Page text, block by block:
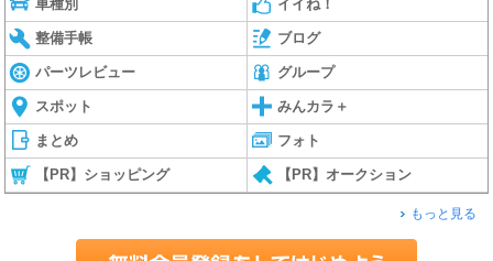
車種別 イイね！
整備手帳 ブログ
パーツレビュー グループ
スポット みんカラ＋
まとめ フォト
【PR】ショッピング 【PR】オークション
もっと見る